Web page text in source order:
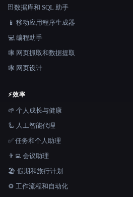
🗄️ 数据库和 SQL 助手
📱 移动应用程序生成器
💻 编程助手
🕸️ 网页抓取和数据提取
🕸 网页设计
⚡效率
🌱 个人成长与健康
🦾 人工智能代理
✅ 任务和个人助理
👨‍💻 会议助理
🏖 假期和旅行计划
⚙️ 工作流程和自动化